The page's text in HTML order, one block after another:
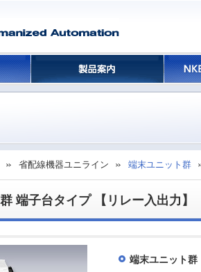
省配線機器ユニライン 端末ユニット群
端子台タイプ 【リレー入出力】
端末ユニット群